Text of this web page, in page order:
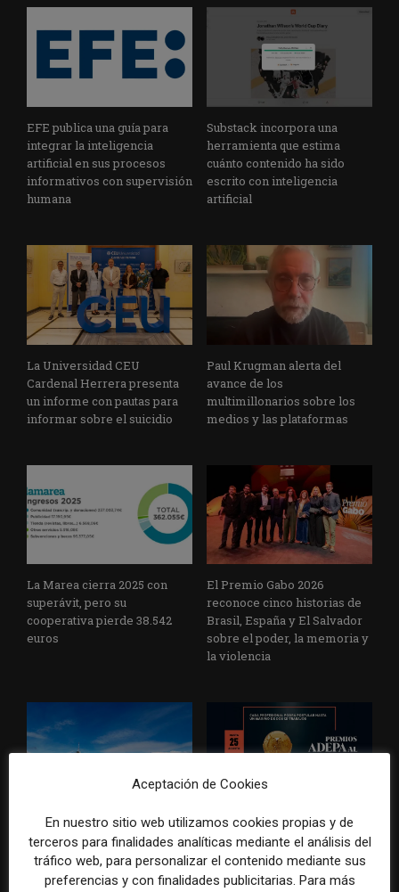
EFE publica una guía para
integrar la inteligencia
artificial en sus procesos
informativos con supervisión
humana
Substack incorpora una
herramienta que estima
cuánto contenido ha sido
escrito con inteligencia
artificial
La Universidad CEU
Cardenal Herrera presenta
un informe con pautas para
informar sobre el suicidio
Paul Krugman alerta del
avance de los
multimillonarios sobre los
medios y las plataformas
La Marea cierra 2025 con
superávit, pero su
cooperativa pierde 38.542
euros
El Premio Gabo 2026
reconoce cinco historias de
Brasil, España y El Salvador
sobre el poder, la memoria y
la violencia
Radio Televisión Madrid
establece un sistema de
control para el uso de la
inteligencia artificial
ADEPA crea un premio
especial para la mejor
cobertura periodística del
Mundial 2026
Aceptación de Cookies
En nuestro sitio web utilizamos cookies propias y de
terceros para finalidades analíticas mediante el análisis del
tráfico web, para personalizar el contenido mediante sus
preferencias y con finalidades publicitarias. Para más